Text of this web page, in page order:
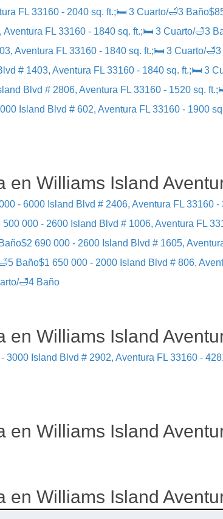
FL 33160 - 2040 sq. ft.;🛏 3 Cuarto/🛁3 Baño
FL 33160 - 1840 sq. ft.;🛏 3 Cuarto/🛁3
Aventura FL 33160 - 1840 sq. ft.;🛏 3 Cuarto/
# 1403, Aventura FL 33160 - 1840 sq. ft.;🛏 3
Blvd # 2806, Aventura FL 33160 - 1520 sq.
Island Blvd # 602, Aventura FL 33160 - 1900
en Williams Island
- 6000 Island Blvd # 2406, Aventura FL 33160
500 000 - 2600 Island Blvd # 1006, Aventura FL
$2 690 000 - 2600 Island Blvd # 1605,
Baño$1 650 000 - 2000 Island Blvd # 806,
🛁4 Baño
en Williams Island
3000 Island Blvd # 2902, Aventura FL 33160 -
en Williams Island
en Williams Island